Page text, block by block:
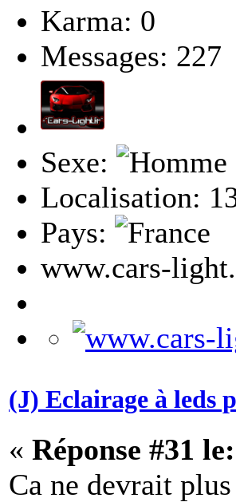
Karma: 0
Messages: 227
Sexe:
Localisation:
Pays:
www.cars-
(J) Eclairage à leds
« Réponse #31 le:
Ca ne devrait